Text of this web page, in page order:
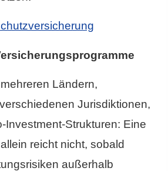
Ländern,
Jurisdiktionen,
Investment-Strukturen: Eine
reicht nicht, sobald
außerhalb